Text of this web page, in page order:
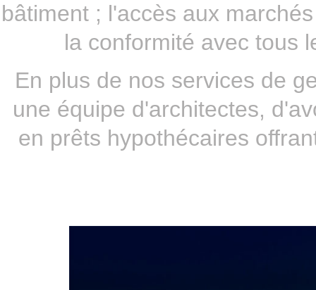
bâtiment ; l'accès aux
la conformité avec tous
En plus de nos services de
une équipe d'architectes,
en prêts hypothécaires